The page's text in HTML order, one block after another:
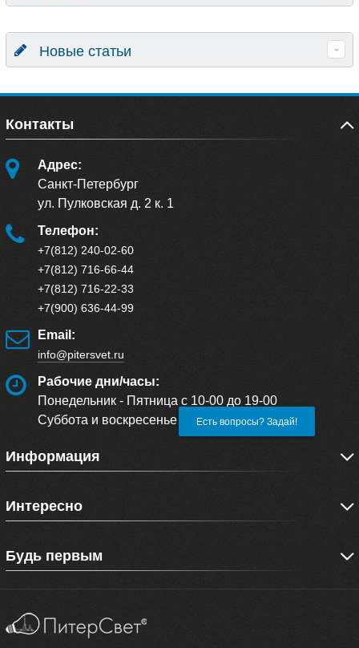
Есть вопросы? Задай!
Новые статьи
Контакты
Адрес:
Санкт-Петербург
ул. Пулковская д. 2 к. 1
Телефон:
+7(812) 240-02-60
+7(812) 716-66-44
+7(812) 716-22-33
+7(900) 636-44-99
Email:
info@pitersvet.ru
Рабочие дни/часы:
Понедельник - Пятница с 10-00 до 19-00
Суббота и воскресенье с 11-17
Информация
Интересно
Будь первым